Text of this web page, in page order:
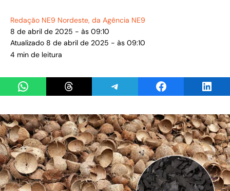
Redação NE9 Nordeste, da Agência NE9
8 de abril de 2025 - às 09:10
Atualizado 8 de abril de 2025 - às 09:10
4 min de leitura
Share on WhatsAppShare on ThreadsShare on TelegramShare on Facebook